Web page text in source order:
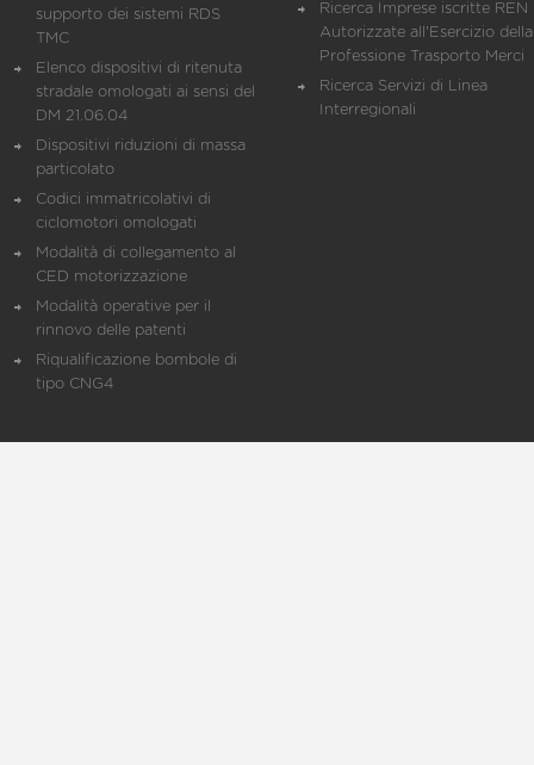
supporto dei sistemi RDS
TMC
Elenco dispositivi di ritenuta
stradale omologati ai sensi del
DM 21.06.04
Dispositivi riduzioni di massa
particolato
Codici immatricolativi di
ciclomotori omologati
Modalità di collegamento al
CED motorizzazione
Modalità operative per il
rinnovo delle patenti
Riqualificazione bombole di
tipo CNG4
Ricerca Imprese iscritte REN
Autorizzate all'Esercizio della
Professione Trasporto Merci
Ricerca Servizi di Linea
Interregionali